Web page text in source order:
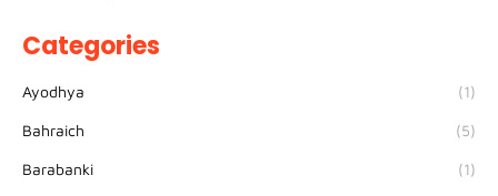
Categories
Ayodhya (1)
Bahraich (5)
Barabanki (1)